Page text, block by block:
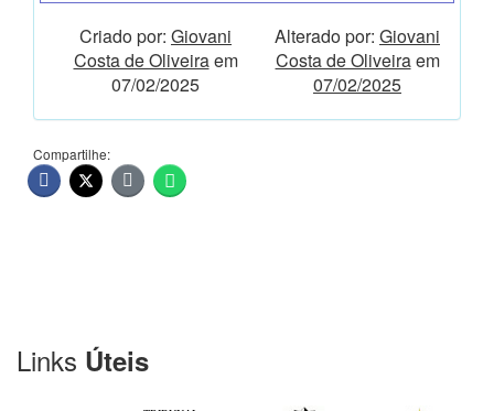
Criado por: Giovani
Costa de Oliveiraem
07/02/2025
Alterado por: Giovani
Costa de Oliveiraem
07/02/2025
Compartilhe:
Links Úteis